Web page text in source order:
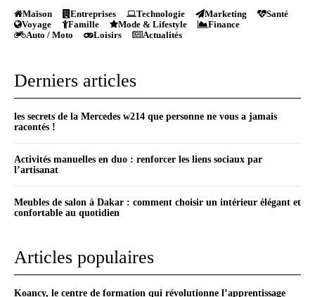
Maison Entreprises Technologie Marketing
Santé
Voyage
Famille Mode & Lifestyle
Finance
Auto / Moto
Loisirs Actualités
Derniers articles
les secrets de la Mercedes w214 que personne ne vous a jamais
racontés !
Activités manuelles en duo : renforcer les liens sociaux par
l’artisanat
Meubles de salon à Dakar : comment choisir un intérieur élégant et
confortable au quotidien
Articles populaires
Koancy, le centre de formation qui révolutionne l’apprentissage